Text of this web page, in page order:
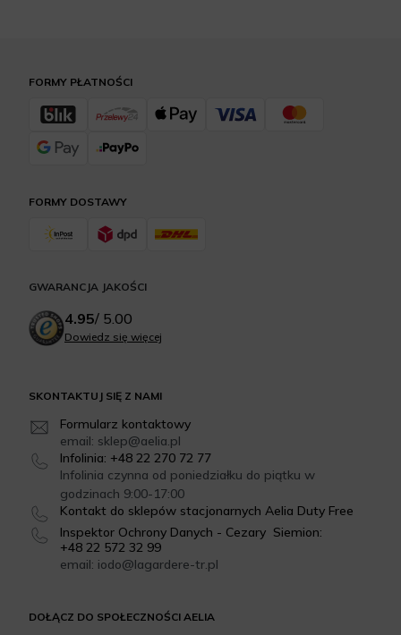
DOŁĄCZ DO SPOŁECZNOŚCI AELIA
SKONTAKTUJ SIĘ Z NAMI
Formularz kontaktowy
email: sklep@aelia.pl
Infolinia: +48 22 270 72 77
Infolinia czynna od poniedziałku do piątku w
godzinach 9:00-17:00
Kontakt do sklepów stacjonarnych Aelia Duty Free
Inspektor Ochrony Danych - Cezary Siemion:
+48 22 572 32 99
email: iodo@lagardere-tr.pl
FORMY DOSTAWY
FORMY PŁATNOŚCI
GWARANCJA JAKOŚCI
4.95/ 5.00
Dowiedz się więcej